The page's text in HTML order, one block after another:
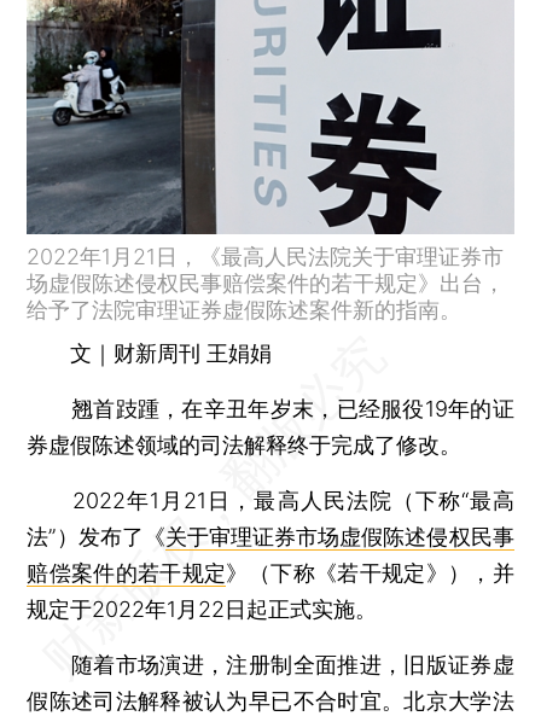
2022年1月21日，《最高人民法院关于审理证券市
场虚假陈述侵权民事赔偿案件的若干规定》出台，
给予了法院审理证券虚假陈述案件新的指南。
文｜财新周刊 王娟娟
翘首跂踵，在辛丑年岁末，已经服役19年的证
券虚假陈述领域的司法解释终于完成了修改。
2022年1月21日，最高人民法院（下称“最高
法”）发布了《关于审理证券市场虚假陈述侵权民事
赔偿案件的若干规定》（下称《若干规定》），并
规定于2022年1月22日起正式实施。
随着市场演进，注册制全面推进，旧版证券虚
假陈述司法解释被认为早已不合时宜。北京大学法